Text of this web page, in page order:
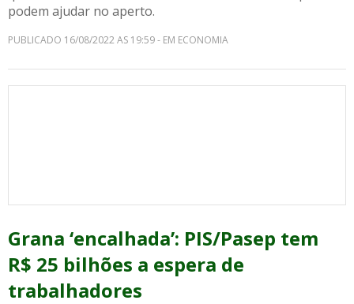
podem ajudar no aperto.
PUBLICADO 16/08/2022 AS 19:59 - EM ECONOMIA
Grana ‘encalhada’: PIS/Pasep tem
R$ 25 bilhões a espera de
trabalhadores